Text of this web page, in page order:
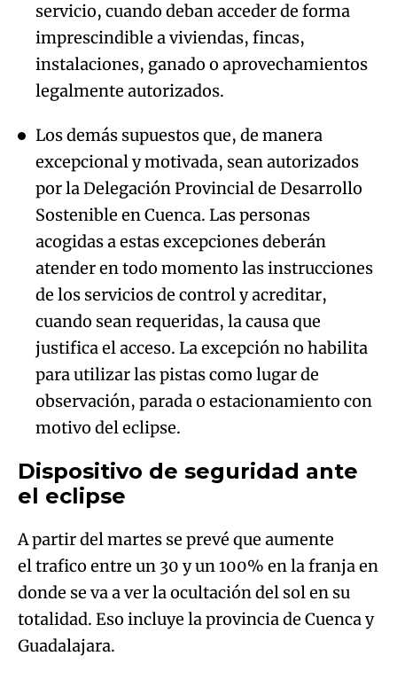
servicio, cuando deban acceder de forma
imprescindible a viviendas, fincas,
instalaciones, ganado o aprovechamientos
legalmente autorizados.
Los demás supuestos que, de manera
excepcional y motivada, sean autorizados
por la Delegación Provincial de Desarrollo
Sostenible en Cuenca. Las personas
acogidas a estas excepciones deberán
atender en todo momento las instrucciones
de los servicios de control y acreditar,
cuando sean requeridas, la causa que
justifica el acceso. La excepción no habilita
para utilizar las pistas como lugar de
observación, parada o estacionamiento con
motivo del eclipse.
Dispositivo de seguridad ante
el eclipse
A partir del martes se prevé que aumente
el trafico entre un 30 y un 100% en la franja en
donde se va a ver la ocultación del sol en su
totalidad. Eso incluye la provincia de Cuenca y
Guadalajara.